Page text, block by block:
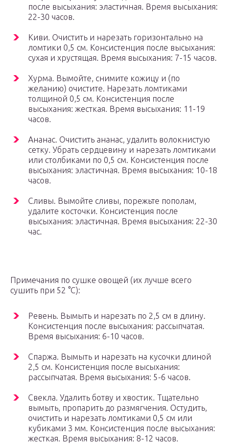
после высыхания: эластичная. Время высыхания:
22-30 часов.
Киви. Очистить и нарезать горизонтально на
ломтики 0,5 см. Консистенция после высыхания:
сухая и хрустящая. Время высыхания: 7-15 часов.
Хурма. Вымойте, снимите кожицу и (по
желанию) очистите. Нарезать ломтиками
толщиной 0,5 см. Консистенция после
высыхания: жесткая. Время высыхания: 11-19
часов.
Ананас. Очистить ананас, удалить волокнистую
сетку. Убрать сердцевину и нарезать ломтиками
или столбиками по 0,5 см. Консистенция после
высыхания: эластичная. Время высыхания: 10-18
часов.
Сливы. Вымойте сливы, порежьте пополам,
удалите косточки. Консистенция после
высыхания: эластичная. Время высыхания: 22-30
час.
Примечания по сушке овощей (их лучше всего
сушить при 52 °C):
Ревень. Вымыть и нарезать по 2,5 см в длину.
Консистенция после высыхания: рассыпчатая.
Время высыхания: 6-10 часов.
Спаржа. Вымыть и нарезать на кусочки длиной
2,5 см. Консистенция после высыхания:
рассыпчатая. Время высыхания: 5-6 часов.
Свекла. Удалить ботву и хвостик. Тщательно
вымыть, пропарить до размягчения. Остудить,
очистить и нарезать ломтиками 0,5 см или
кубиками 3 мм. Консистенция после высыхания:
жесткая. Время высыхания: 8-12 часов.